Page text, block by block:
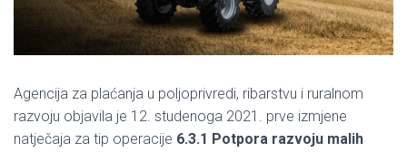
Agencija za plaćanja u poljoprivredi, ribarstvu i ruralnom
razvoju objavila je 12. studenoga 2021. prve izmjene
natječaja za tip operacije 6.3.1 Potpora razvoju malih